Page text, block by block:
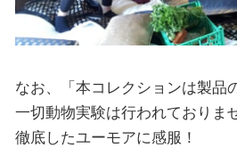
なお、「本コレクションは製品
一切動物実験は行われておりま
徹底したユーモアに感服！